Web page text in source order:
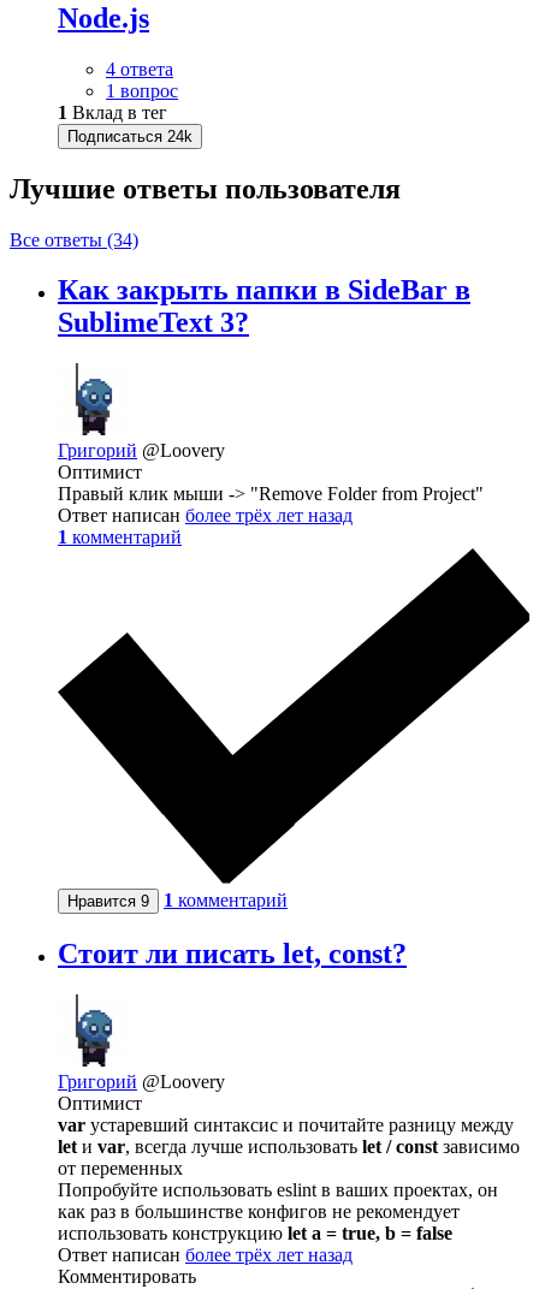
Node.js
4 ответа
1 вопрос
1 Вклад в тег
Подписаться 24k
Лучшие ответы пользователя
Все ответы (34)
Как закрыть папки в SideBar в
SublimeText 3?
Григорий @Loovery
Оптимист
Правый клик мыши -> "Remove Folder from Project"
Ответ написан более трёх лет назад
1 комментарий
Нравится 9 1 комментарий
Стоит ли писать let, const?
Григорий @Loovery
Оптимист
var устаревший синтаксис и почитайте разницу между
let и var, всегда лучше использовать let / const зависимо
от переменных
Попробуйте использовать eslint в ваших проектах, он
как раз в большинстве конфигов не рекомендует
использовать конструкцию let a = true, b = false
Ответ написан более трёх лет назад
Комментировать